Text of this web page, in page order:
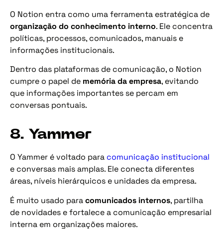
O Notion entra como uma ferramenta estratégica de
organização do conhecimento interno. Ele concentra
políticas, processos, comunicados, manuais e
informações institucionais.
Dentro das plataformas de comunicação, o Notion
cumpre o papel de memória da empresa, evitando
que informações importantes se percam em
conversas pontuais.
8. Yammer
O Yammer é voltado para comunicação institucional
e conversas mais amplas. Ele conecta diferentes
áreas, níveis hierárquicos e unidades da empresa.
É muito usado paracomunicados internos, partilha
de novidades e fortalece a comunicação empresarial
interna em organizações maiores.